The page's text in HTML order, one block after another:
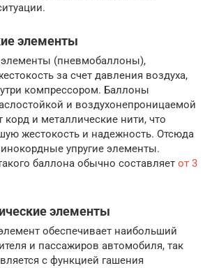
элементы
(пневмобаллоны),
за счет давления воздуха,
компрессором. Баллоны
и воздухонепроницаемой
корд и металлические нити, что
жестокость и надежность. Отсюда
упругие элементы.
баллона обычно составляет от 3
элементы
обеспечивает наибольший
и пассажиров автомобиля, так
с функцией гашения